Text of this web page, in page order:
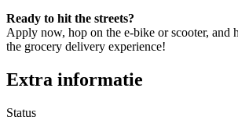
Ready to hit the streets?
Apply now, hop on the e-bike or scooter, and
the grocery delivery experience!
Extra informatie
Status